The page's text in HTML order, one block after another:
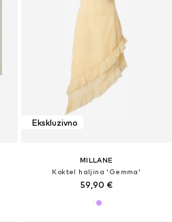
Ekskluzivno
MILLANE
Koktel haljina 'Gemma'
59,90 €